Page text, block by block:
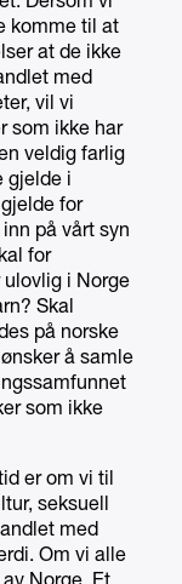
komme til at
at de ikke
med
vil vi
som ikke har
veldig farlig
i
for
på vårt syn
for
ulovlig i Norge
Skal
på norske
å samle
som ikke
er om vi til
seksuell
med
Om vi alle